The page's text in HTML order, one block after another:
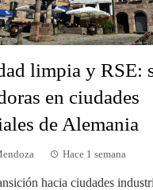
limpia y RSE:
en ciudades
de Alemania
Hace 1 semana
hacia ciudades